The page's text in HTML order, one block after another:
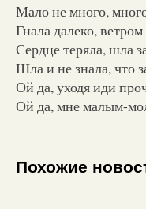
Мало не много,
Гнала далеко,
Сердце теряла, шла
Шла и не знала, что
Ой да, уходя иди
Ой да, мне малым-
Похожие